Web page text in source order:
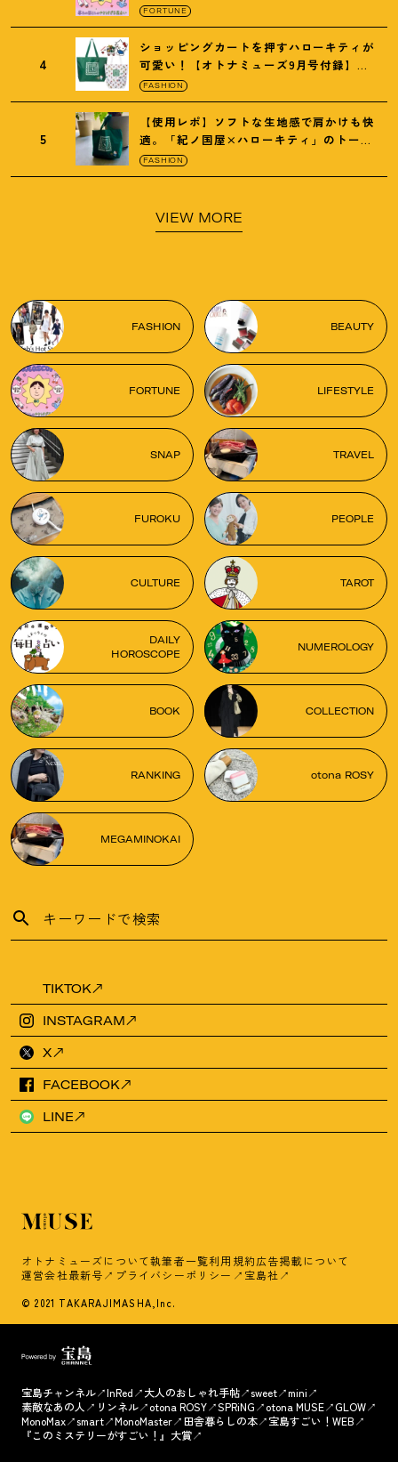
FORTUNE
4
ショッピングカートを押すハローキティが
可愛い ！
【オトナミューズ9月号付録】紀
ノ国屋バッグ
FASHION
5
【使用レポ】ソフトな生地感で肩かけも快
適。「紀ノ国屋×ハローキティ」のトート
がガシガシ使えて最高です
FASHION
VIEW MORE
FASHION BEAUTY
FORTUNE LIFESTYLE
SNAP TRAVEL
FUROKU PEOPLE
CULTURE TAROT
DAILY
HOROSCOPE
NUMEROLOGY
BOOK COLLECTION
RANKING otona ROSY
MEGAMINOKAI
TIKTOK
INSTAGRAM
X
FACEBOOK
LINE
オトナミューズについて執筆者一覧利用規約広告掲載について
運営会社最新号 プライバシーポリシー 宝島社
© 2021 TAKARAJIMASHA,Inc.
宝島チャンネル InRed 大人のおしゃれ手帖 sweet
mini
素敵なあの人
リンネル otona ROSY SPRiNG otona MUSE
GLOW
MonoMax
smart MonoMaster 田舎暮らしの本
宝島すごい！WEB
『このミステリーがすごい！』大賞